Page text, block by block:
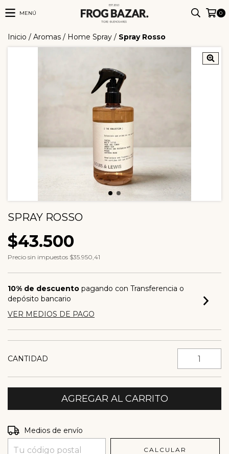
MENÚ 0
Inicio / Aromas / Home Spray / Spray Rosso
SPRAY ROSSO
$43.500
Precio sin impuestos $35.950,41
10% de descuento pagando con Transferencia o
depósito bancario
VER MEDIOS DE PAGO
CANTIDAD
Entregas para el CP:
Medios de envío
CALCULAR